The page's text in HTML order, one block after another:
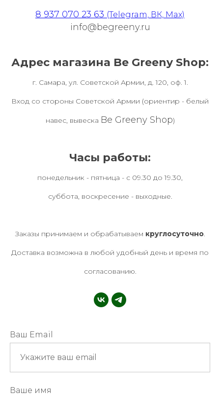
8 937 070 23 63 (Telegram, ВК, Max)
info@begreeny.ru
Адрес магазина Be Greeny Shop:
г. Самара, ул. Советской Армии, д. 120, оф. 1.
Вход со стороны Советской Армии (ориентир - белый
навес, вывеска Be Greeny Shop)
Часы работы:
понедельник - пятница - с 09.30 до 19.30,
суббота, воскресение - выходные.
Заказы принимаем и обрабатываем круглосуточно.
Доставка возможна в любой удобный день и время по
согласованию.
Ваш Email
Ваше имя